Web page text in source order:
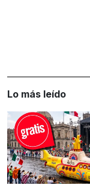
Lo más leído